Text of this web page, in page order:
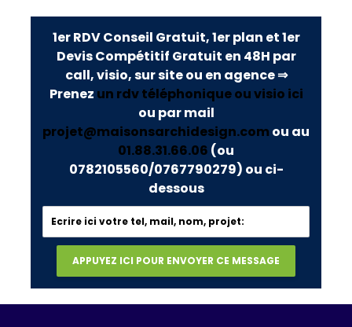
1er RDV Conseil Gratuit, 1er plan et 1er
Devis Compétitif Gratuit en 48H par
call, visio, sur site ou en agence ⇒
Prenez un rdv téléphonique ou visio ici
ou par mail
projet@maisonsarchidesign.com ou au
01.88.31.66.06 (ou
0782105560/0767790279) ou ci-
dessous